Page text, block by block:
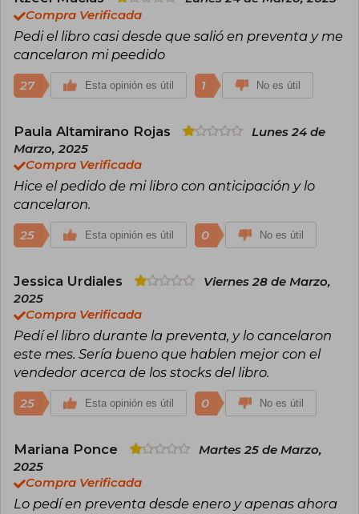
Compra Verificada
Pedi el libro casi desde que salió en preventa y me
cancelaron mi peedido
27 Esta opinión es útil 1 No es útil
Paula Altamirano Rojas
Lunes 24 de
Marzo, 2025
Compra Verificada
Hice el pedido de mi libro con anticipación y lo
cancelaron.
25 Esta opinión es útil 0 No es útil
Jessica Urdiales
Viernes 28 de Marzo,
2025
Compra Verificada
Pedí el libro durante la preventa, y lo cancelaron
este mes. Sería bueno que hablen mejor con el
vendedor acerca de los stocks del libro.
25 Esta opinión es útil 0 No es útil
Mariana Ponce
Martes 25 de Marzo,
2025
Compra Verificada
Lo pedí en preventa desde enero y apenas ahora